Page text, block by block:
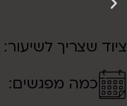
ציוד שצריך לשיעור:
כמה מפגשים: